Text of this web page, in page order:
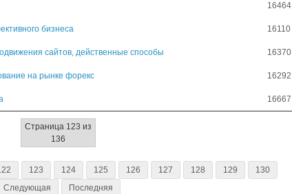
16464
бизнеса 16110
сайтов, действенные способы 16370
на рынке форекс 16292
16667
Страница 123 из
136
123 124 125 126 127 128 129
130
Следующая
Последняя